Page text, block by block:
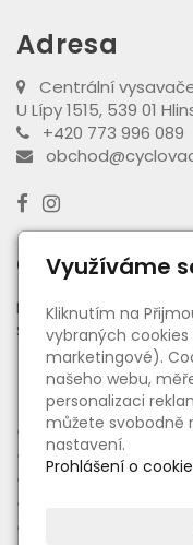
Adresa
Centrální
U Lípy 1515, 539 01
+420 773 996 089
Otevírací
PO - PÁ:08:00 - 16:30
SO:08:00 - 11:00
Informace
● O nás
● Ceny dopravy a
● Obchodní
●
●
Zásady
Využíváme
Kliknutím na
vybraných
marketingové).
našeho webu,
personalizaci
můžete svobodně
nastavení.
Prohlášení o